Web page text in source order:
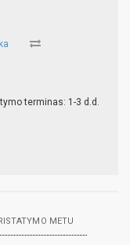
terminas: 1-3 d.d.
METU